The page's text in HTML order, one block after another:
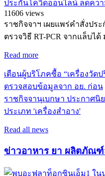
ประกันโควิดออนไลน์ ลดคว
11606 views
ราชกิจจาฯ เผยแพร่คำสั่งปร
ตรวจวิธี RT-PCR จากแล็บได้
Read more
เตือนผู้บริโภคซื้อ “เครื่องวัด
ตรวจสอบข้อมูลจาก อย. ก่อน
ราชกิจจานุเบกษา ประกาศ
ประเภท 'เครื่องสำอาง'
Read all news
ข่าวอาหาร ยา ผลิตภัณ